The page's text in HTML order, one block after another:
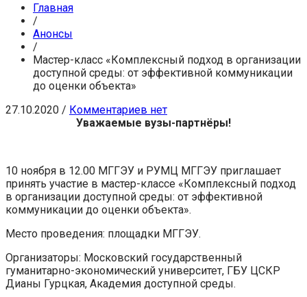
Главная
/
Анонсы
/
Мастер-класс «Комплексный подход в организации
доступной среды: от эффективной коммуникации
до оценки объекта»
27.10.2020 / Комментариев нет
Уважаемые вузы-партнёры!
10 ноября в 12.00 МГГЭУ и РУМЦ МГГЭУ приглашает
принять участие в мастер-классе «Комплексный подход
в организации доступной среды: от эффективной
коммуникации до оценки объекта».
Место проведения: площадки МГГЭУ.
Организаторы: Московский государственный
гуманитарно-экономический университет, ГБУ ЦСКР
Дианы Гурцкая, Академия доступной среды.